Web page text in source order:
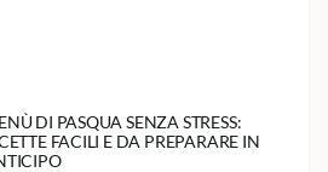
DI PASQUA SENZA STRESS:
FACILI E DA PREPARARE IN